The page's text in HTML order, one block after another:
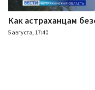
Как астраханцам
5 августа, 17:40